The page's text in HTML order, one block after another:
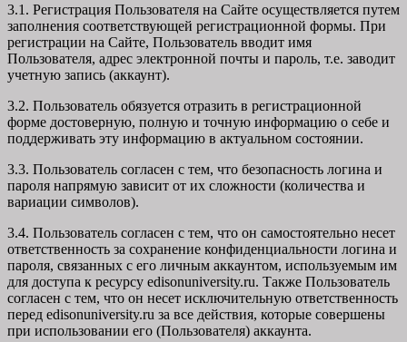
3.1. Регистрация Пользователя на Сайте осуществляется путем
заполнения соответствующей регистрационной формы. При
регистрации на Сайте, Пользователь вводит имя
Пользователя, адрес электронной почты и пароль, т.е. заводит
учетную запись (аккаунт).
3.2. Пользователь обязуется отразить в регистрационной
форме достоверную, полную и точную информацию о себе и
поддерживать эту информацию в актуальном состоянии.
3.3. Пользователь согласен с тем, что безопасность логина и
пароля напрямую зависит от их сложности (количества и
вариации символов).
3.4. Пользователь согласен с тем, что он самостоятельно несет
ответственность за сохранение конфиденциальности логина и
пароля, связанных с его личным аккаунтом, используемым им
для доступа к ресурсу edisonuniversity.ru. Также Пользователь
согласен с тем, что он несет исключительную ответственность
перед edisonuniversity.ru за все действия, которые совершены
при использовании его (Пользователя) аккаунта.